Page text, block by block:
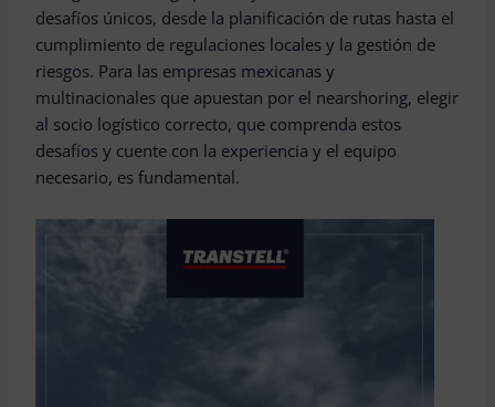
desafíos únicos, desde la planificación de rutas hasta el
cumplimiento de regulaciones locales y la gestión de
riesgos. Para las empresas mexicanas y
multinacionales que apuestan por el nearshoring, elegir
al socio logístico correcto, que comprenda estos
desafíos y cuente con la experiencia y el equipo
necesario, es fundamental.